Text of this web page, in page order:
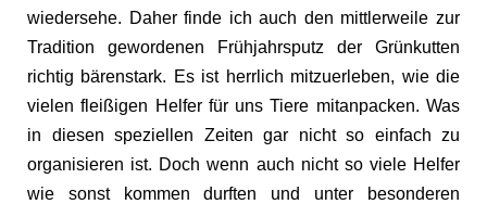
wiedersehe. Daher finde ich auch den mittlerweile zur
Tradition gewordenen Frühjahrsputz der Grünkutten
richtig bärenstark. Es ist herrlich mitzuerleben, wie die
vielen fleißigen Helfer für uns Tiere mitanpacken. Was
in diesen speziellen Zeiten gar nicht so einfach zu
organisieren ist. Doch wenn auch nicht so viele Helfer
wie sonst kommen durften und unter besonderen